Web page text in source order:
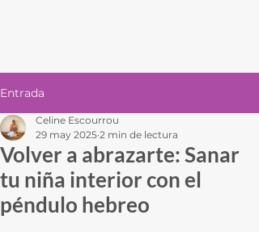
Entrada
Volver a abrazarte: Sanar
tu niña interior con el
péndulo hebreo
Celine Escourrou
29 may 2025 2 min de lectura